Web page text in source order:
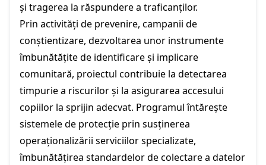
și tragerea la răspundere a traficanților.
Prin activități de prevenire, campanii de
conștientizare, dezvoltarea unor instrumente
îmbunătățite de identificare și implicare
comunitară, proiectul contribuie la detectarea
timpurie a riscurilor și la asigurarea accesului
copiilor la sprijin adecvat. Programul întărește
sistemele de protecție prin susținerea
operaționalizării serviciilor specializate,
îmbunătățirea standardelor de colectare a datelor